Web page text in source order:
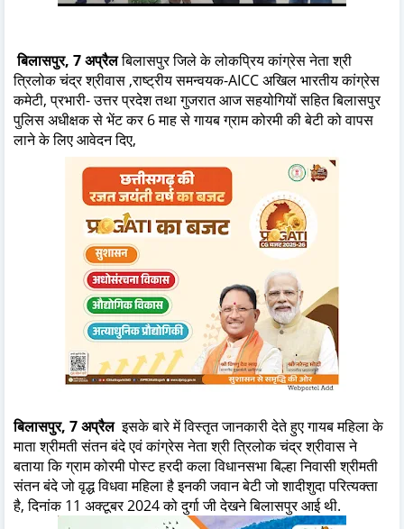
बिलासपुर, 7 अप्रैलबिलासपुर जिले के लोकप्रिय कांग्रेस नेता श्री
त्रिलोक चंद्र श्रीवास ,राष्ट्रीय समन्वयक-AICC अखिल भारतीय कांग्रेस
कमेटी, प्रभारी- उत्तर प्रदेश तथा गुजरात आज सहयोगियों सहित बिलासपुर
पुलिस अधीक्षक से भेंट कर 6 माह से गायब ग्राम कोरमी की बेटी को वापस
लाने के लिए आवेदन दिए,
बिलासपुर, 7 अप्रैलइसके बारे में विस्तृत जानकारी देते हुए गायब महिला के
माता श्रीमती संतन बंदे एवं कांग्रेस नेता श्री त्रिलोक चंद्र श्रीवास ने
बताया कि ग्राम कोरमी पोस्ट हरदी कला विधानसभा बिल्हा निवासी श्रीमती
संतन बंदे जो वृद्ध विधवा महिला है इनकी जवान बेटी जो शादीशुदा परित्यक्ता
है, दिनांक 11 अक्टूबर 2024 को दुर्गा जी देखने बिलासपुर आई थी.